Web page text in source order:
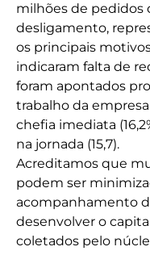
milhões de pedidos
desligamento,
os principais
indicaram falta de
foram apontados
trabalho da
chefia imediata
na jornada (15,7).
Acreditamos que
podem ser
acompanhamento
desenvolver o
coletados pelo